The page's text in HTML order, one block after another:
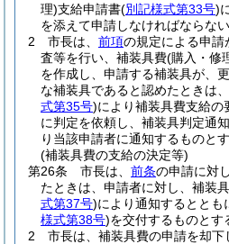
理)支給申請書(別記様式第33号)
を添えて申請しなければならない
2
市長は、 前項の規定による申請
査等を行い、補装具費(購入・修
を作成し、申請する補装具が、
な補装具であると認めたときは
式第35号)により補装具費支給
に判定を依頼し、補装具判定通
り当該申請者に通知するものとす
(補装具費の支給の決定等)
第26条
市長は、 前条の申請に対
たときは、申請者に対し、補装
式第37号)により通知するととも
様式第38号)を交付するものとす
2
市長は、補装具費の申請を却